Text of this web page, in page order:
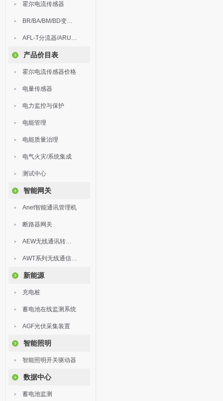
霍尔电流传感器
BR/BA/BM/BD变送器
AFL-T分流器/ARU浪涌保护器
产品价目表
霍尔电流传感器价格
电量传感器
电力监控与保护
电能管理
电能质量治理
电气火灾/系统集成
测试中心
智能网关
Anet智能通讯管理机
断路器网关
AEW无线通讯转换器
AWT系列无线通信终端
新能源
充电桩
蓄电池在线监测系统
AGF光伏采集装置
智能照明
智能照明开关驱动器
数据中心
蓄电池监测